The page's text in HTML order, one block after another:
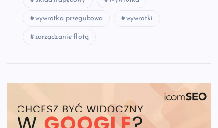
wywrotka przegubowa wywrotki
zarządzanie flotą